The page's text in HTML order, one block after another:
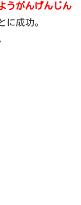
うがんげんじん
に成功。